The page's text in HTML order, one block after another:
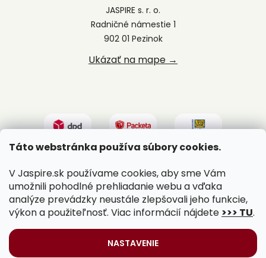
Táto webstránka používa súbory cookies.
V Jaspire.sk používame cookies, aby sme Vám
umožnili pohodlné prehliadanie webu a vďaka
analýze prevádzky neustále zlepšovali jeho funkcie,
výkon a použiteľnosť. Viac informácií nájdete >>> TU.
NASTAVENIE
JASPIRE s. r. o.
Radničné námestie 1
902 01 Pezinok
Ukázať na mape →